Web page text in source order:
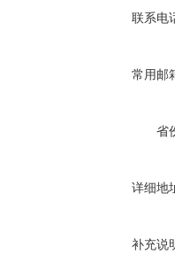
联系电
常用邮
省
详细地
补充说